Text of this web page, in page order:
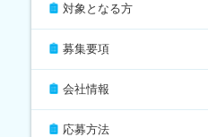
対象となる方
募集要項
会社情報
応募方法